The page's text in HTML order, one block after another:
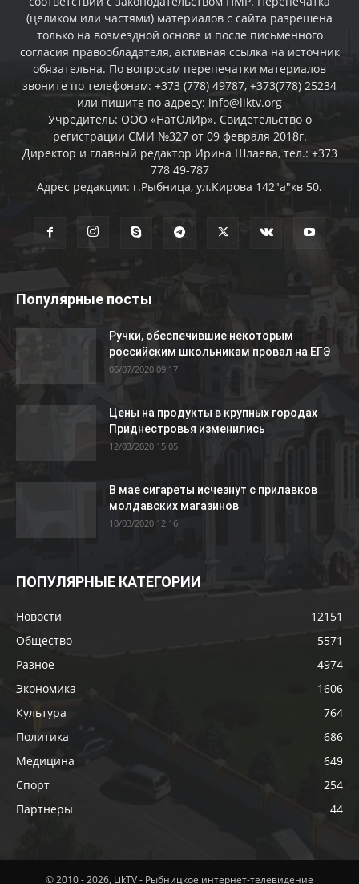
(целиком или частями) материалов c сайта разрешена
только на возмездной основе и после письменного
согласия правообладателя, активная ссылка на источник
обязательна. По вопросам перепечатки материалов
звоните по телефонам: +373 (778) 49787, +373(778) 25234
или пишите по адресу: info@liktv.org
Учредитель: ООО «НатОлИр». Свидетельство о
регистрации СМИ №327 от 09 февраля 2018г.
Директор и главный редактор Ирина Шлаева, тел.: +373
778 49-787
Адрес редакции: г.Рыбница, ул.Кирова 142"а"кв 50.
Популярные посты
Ручки, обеспечившие некоторым
российским школьникам провал на ЕГЭ
06/07/2020 09:17
Цены на продукты в крупных городах
Приднестровья изменились
12/03/2020 15:05
В мае сигареты исчезнут с прилавков
молдавских магазинов
10/03/2020 12:16
ПОПУЛЯРНЫЕ КАТЕГОРИИ
Новости
12151
Общество
5571
Разное
4974
Экономика
1606
Культура
764
Политика
686
Медицина
649
Спорт
254
Партнеры
44
© 2010 - 2026, LikTV - Рыбницкое интернет-телевидение